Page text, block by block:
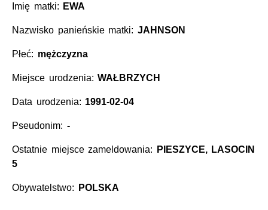
Imię matki: EWA
Nazwisko panieńskie matki: JAHNSON
Płeć: mężczyzna
Miejsce urodzenia:WAŁBRZYCH
Data urodzenia: 1991-02-04
Pseudonim: -
Ostatnie miejsce zameldowania:
PIESZYCE, LASOCIN
5
Obywatelstwo: POLSKA